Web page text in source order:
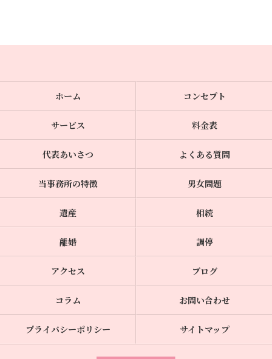
ホーム コンセプト
サービス 料金表
代表あいさつ よくある質問
当事務所の特徴 男女問題
遺産 相続
離婚 調停
アクセス ブログ
コラム お問い合わせ
プライバシーポリシー サイトマップ